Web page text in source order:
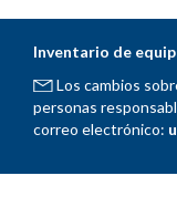
Inventario de
Los cambios
personas
correo electrónico: